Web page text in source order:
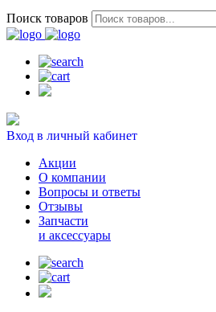
Поиск товаров
Вход в личный кабинет
Акции
О компании
Вопросы и ответы
Отзывы
Запчасти
и аксессуары